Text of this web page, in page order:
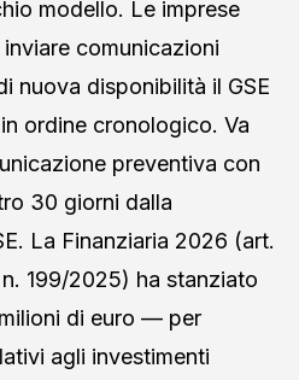
modello. Le imprese
comunicazioni
nuova disponibilità il GSE
ordine cronologico. Va
preventiva con
30 giorni dalla
La Finanziaria 2026 (art.
199/2025) ha stanziato
di euro — per
agli investimenti